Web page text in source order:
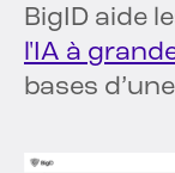
BigID aide
l'IA à
bases